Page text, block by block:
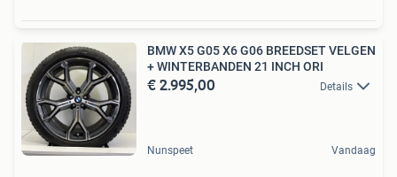
BMW X5 G05 X6 G06 BREEDSET VELGEN
+ WINTERBANDEN 21 INCH ORI
€ 2.995,00 Details
Nunspeet Vandaag